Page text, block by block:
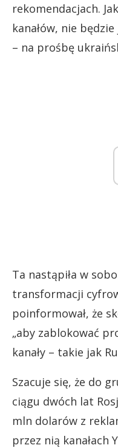
rekomendacjach.
kanałów, nie
– na prośbę
Ta nastąpiła w
transformacji
poinformował, że
„aby zablokować
kanały – takie jak
Szacuje się, że do
ciągu dwóch lat
mln dolarów z
przez nią kanałach